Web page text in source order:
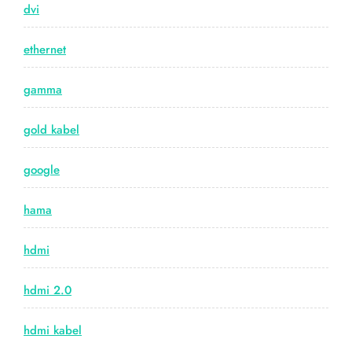
dvi
ethernet
gamma
gold kabel
google
hama
hdmi
hdmi 2.0
hdmi kabel